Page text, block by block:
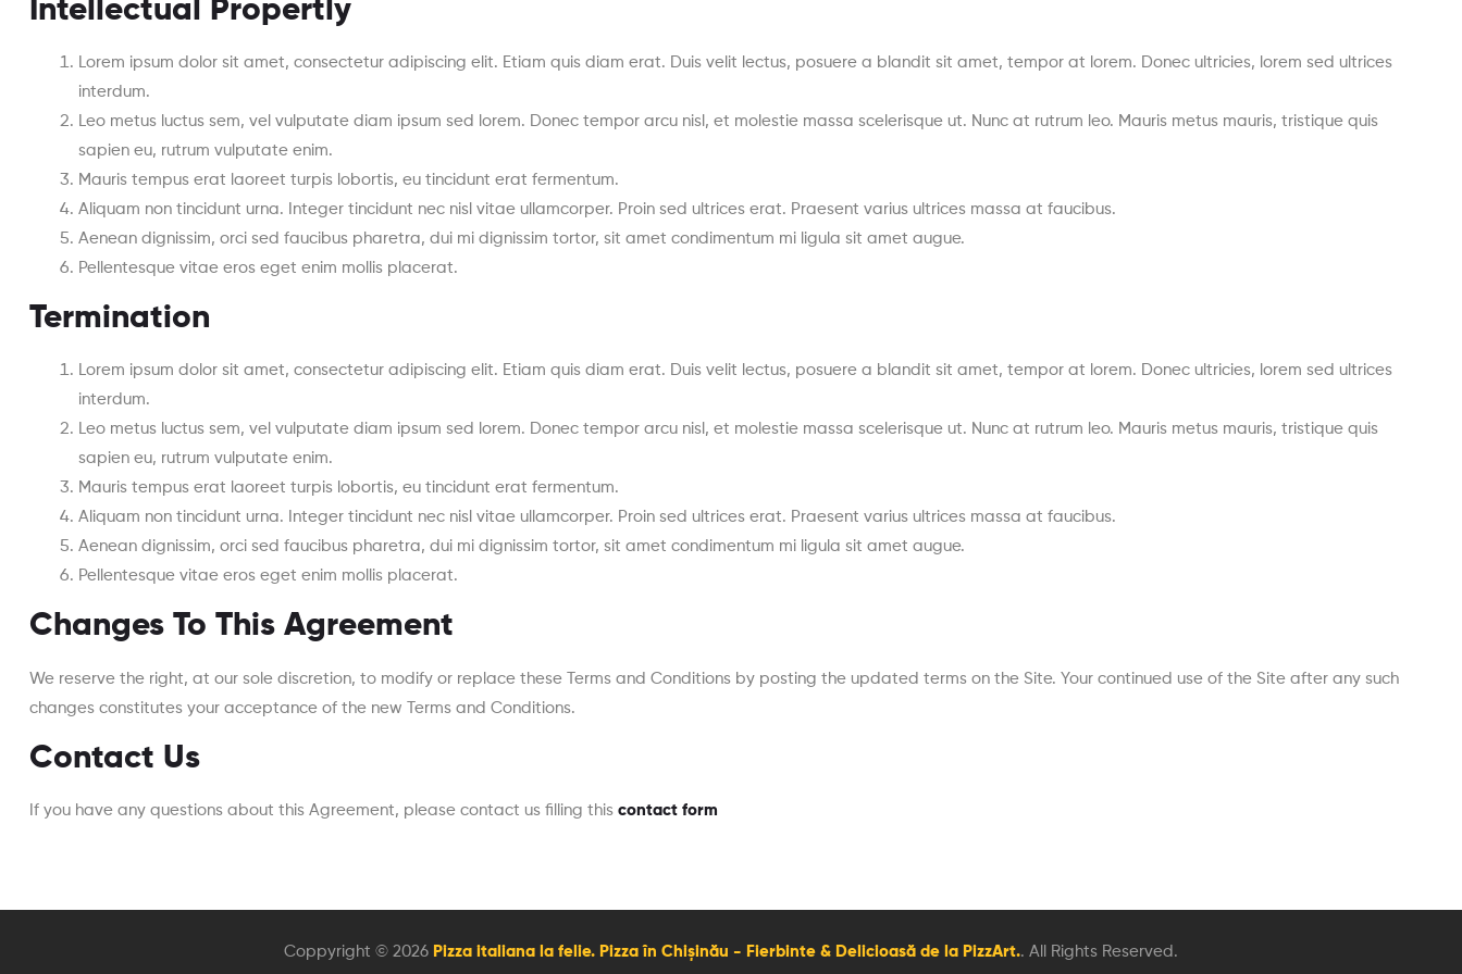
Intellectual Propertly
Lorem ipsum dolor sit amet, consectetur adipiscing elit. Etiam quis diam erat. Duis velit lectus, posuere a blandit sit amet, tempor at lorem. Donec ultricies, lorem sed ultrices
interdum.
Leo metus luctus sem, vel vulputate diam ipsum sed lorem. Donec tempor arcu nisl, et molestie massa scelerisque ut. Nunc at rutrum leo. Mauris metus mauris, tristique quis
sapien eu, rutrum vulputate enim.
Mauris tempus erat laoreet turpis lobortis, eu tincidunt erat fermentum.
Aliquam non tincidunt urna. Integer tincidunt nec nisl vitae ullamcorper. Proin sed ultrices erat. Praesent varius ultrices massa at faucibus.
Aenean dignissim, orci sed faucibus pharetra, dui mi dignissim tortor, sit amet condimentum mi ligula sit amet augue.
Pellentesque vitae eros eget enim mollis placerat.
Termination
Lorem ipsum dolor sit amet, consectetur adipiscing elit. Etiam quis diam erat. Duis velit lectus, posuere a blandit sit amet, tempor at lorem. Donec ultricies, lorem sed ultrices
interdum.
Leo metus luctus sem, vel vulputate diam ipsum sed lorem. Donec tempor arcu nisl, et molestie massa scelerisque ut. Nunc at rutrum leo. Mauris metus mauris, tristique quis
sapien eu, rutrum vulputate enim.
Mauris tempus erat laoreet turpis lobortis, eu tincidunt erat fermentum.
Aliquam non tincidunt urna. Integer tincidunt nec nisl vitae ullamcorper. Proin sed ultrices erat. Praesent varius ultrices massa at faucibus.
Aenean dignissim, orci sed faucibus pharetra, dui mi dignissim tortor, sit amet condimentum mi ligula sit amet augue.
Pellentesque vitae eros eget enim mollis placerat.
Changes To This Agreement
We reserve the right, at our sole discretion, to modify or replace these Terms and Conditions by posting the updated terms on the Site. Your continued use of the Site after any such
changes constitutes your acceptance of the new Terms and Conditions.
Contact Us
If you have any questions about this Agreement, please contact us filling this contact form
Coppyright © 2026 Pizza italiana la felie. Pizza în Chișinău - Fierbinte & Delicioasă de la PizzArt.. All Rights Reserved.